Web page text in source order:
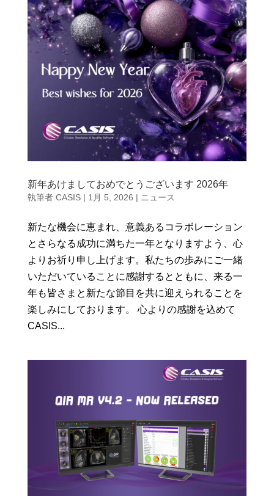
新年あけましておめでとうございます 2026年
執筆者 CASIS| 1月 5, 2026 | ニュース
新たな機会に恵まれ、意義あるコラボレーション
とさらなる成功に満ちた一年となりますよう、心
よりお祈り申し上げます。私たちの歩みにご一緒
いただいていることに感謝するとともに、来る一
年も皆さまと新たな節目を共に迎えられることを
楽しみにしております。 心よりの感謝を込めて
CASIS...